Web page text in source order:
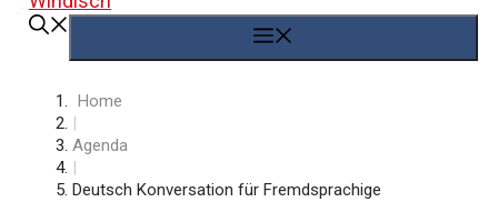
Home
|
Agenda
|
Deutsch Konversation für Fremdsprachige